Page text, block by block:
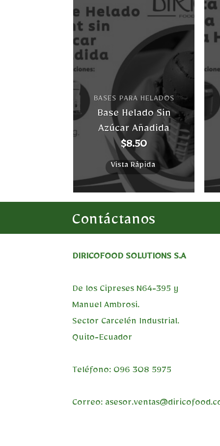
Añadir
a la
lista
deseos
BASES PARA HELADOS
Base Helado Sin
Azúcar Añadida
$8.50
Vista Rápida
Contáctanos
DIRICOFOOD SOLUTIONS S.A
De los Cipreses N64-395 y
Manuel Ambrosi.
Sector Carcelén Industrial.
Quito-Ecuador
Teléfono: 096 308 5975
Correo: